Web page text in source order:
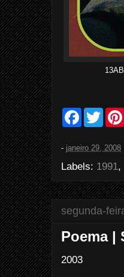
F
b
o
o
k
T
w
t
e
r
- janeiro 29, 2008
Labels: 1991,
segunda-
Poema |
2003